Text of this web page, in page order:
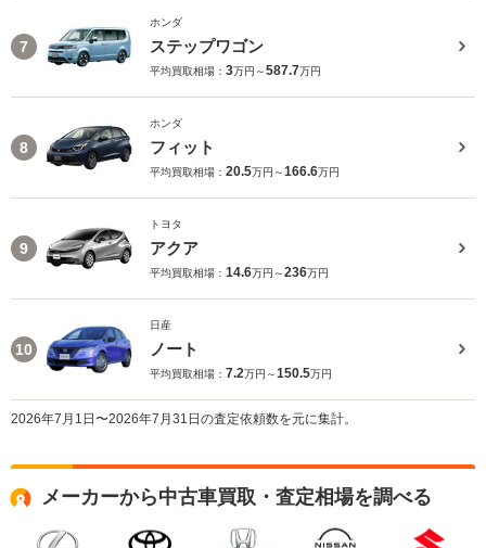
7
ホンダ
ステップワゴン
平均買取相場： 3万円～587.7万円
8
ホンダ
フィット
平均買取相場： 20.5万円～166.6万円
9
トヨタ
アクア
平均買取相場： 14.6万円～236万円
10
日産
ノート
平均買取相場： 7.2万円～150.5万円
2026年7月1日〜2026年7月31日の査定依頼数を元に集計。
メーカーから中古車買取・査定相場を調べる